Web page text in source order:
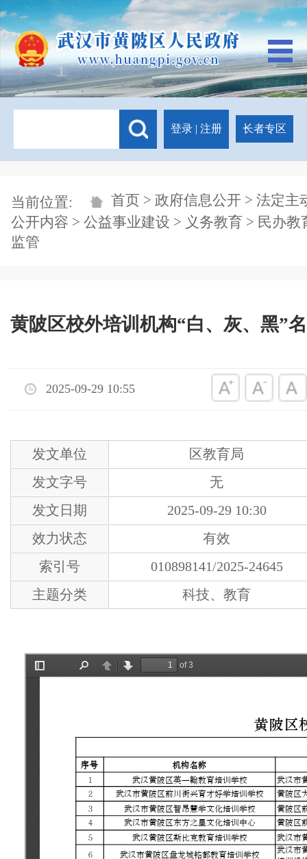
登录 | 注册 长者专区
当前位置: 首页 > 政府信息公开 > 法定主
公开内容 > 公益事业建设 > 义务教育 > 民办教
监管
黄陂区校外培训机构“白、灰、黑”
2025-09-29 10:55
发文单位
区教育局
发文字号
无
发文日期
2025-09-29 10:30
效力状态
有效
索引号
010898141/2025-24645
主题分类
科技、教育